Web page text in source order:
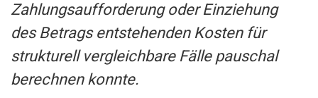
Zahlungsaufforderung oder Einziehung
des Betrags entstehenden Kosten für
strukturell vergleichbare Fälle pauschal
berechnen konnte.